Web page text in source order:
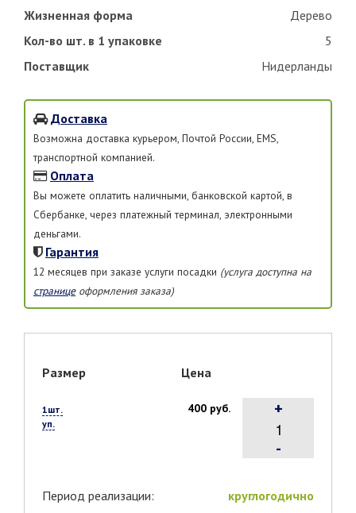
Жизненная форма
Дерево
Кол-во шт. в 1 упаковке
5
Поставщик
Нидерланды
Доставка
Возможна доставка курьером, Почтой России, EMS,
транспортной компанией.
Оплата
Вы можете оплатить наличными, банковской картой, в
Сбербанке, через платежный терминал, электронными
деньгами.
Гарантия
12 месяцев при заказе услуги посадки (услуга доступна на
страницеоформления заказа)
Размер Цена
1шт.
уп.
400 руб.
-
+
Период реализации: круглогодично